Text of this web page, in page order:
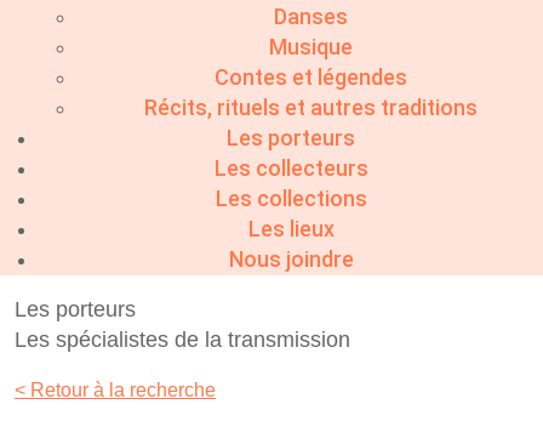
Danses
Musique
Contes et légendes
Récits, rituels et autres traditions
Les porteurs
Les collecteurs
Les collections
Les lieux
Nous joindre
Les porteurs
Les spécialistes de la transmission
< Retour à la recherche